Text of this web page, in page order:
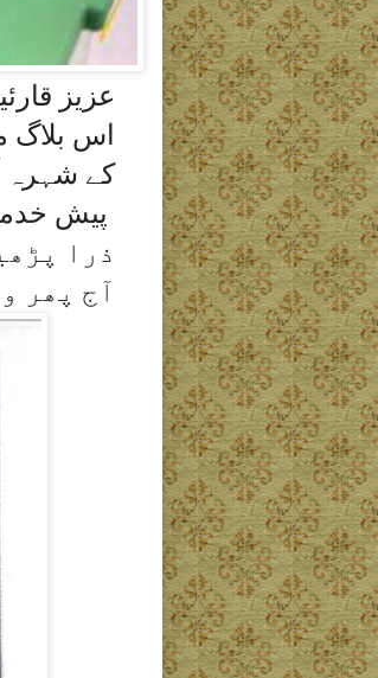
عزیز
اس بلاگ
کے شہرہ
پیش خدمت ہے جو70ء کے
ذرا
آج پھر